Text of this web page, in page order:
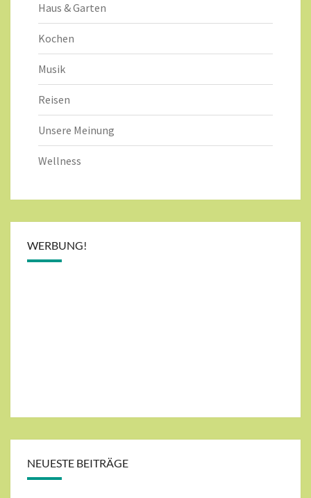
Haus & Garten
Kochen
Musik
Reisen
Unsere Meinung
Wellness
WERBUNG!
NEUESTE BEITRÄGE